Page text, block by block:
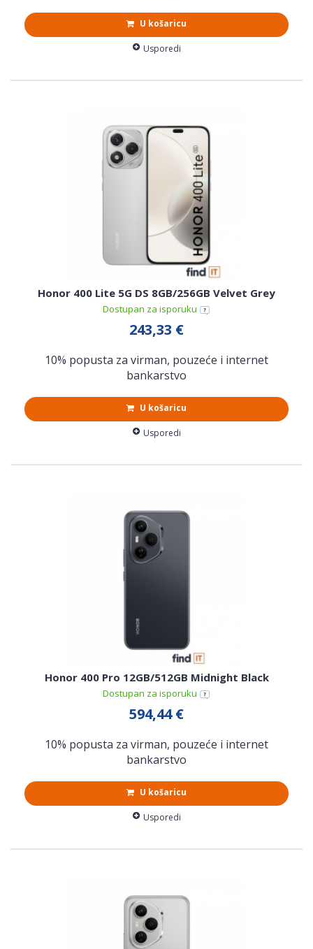
U košaricu
Usporedi
Honor 400 Lite 5G DS 8GB/256GB Velvet Grey
Dostupan za isporuku
243,33 €
10% popusta za virman, pouzeće i internet
bankarstvo
U košaricu
Usporedi
Honor 400 Pro 12GB/512GB Midnight Black
Dostupan za isporuku
594,44 €
10% popusta za virman, pouzeće i internet
bankarstvo
U košaricu
Usporedi